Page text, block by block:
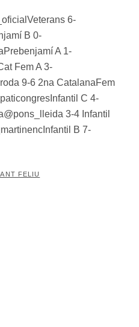
6-
B 0-
A 1-
Fem A 3-
9-6 2na CatalanaFem
C 4-
3-4 Infantil
B 7-
FELIU